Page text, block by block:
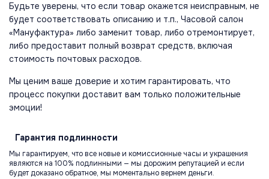
Будьте уверены, что если товар окажется неисправным, не
будет соответствовать описанию и т.п., Часовой салон
«Мануфактура» либо заменит товар, либо отремонтирует,
либо предоставит полный возврат средств, включая
стоимость почтовых расходов.
Мы ценим ваше доверие и хотим гарантировать, что
процесс покупки доставит вам только положительные
эмоции!
Гарантия подлинности
Мы гарантируем, что все новые и комиссионные часы и украшения
являются на 100% подлинными — мы дорожим репутацией и если
будет доказано обратное, мы моментально вернем деньги.